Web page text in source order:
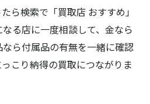
ら検索で「買取店 おすすめ」
る店に一度相談して、金なら
ら付属品の有無を一緒に確認
こり納得の買取につながりま